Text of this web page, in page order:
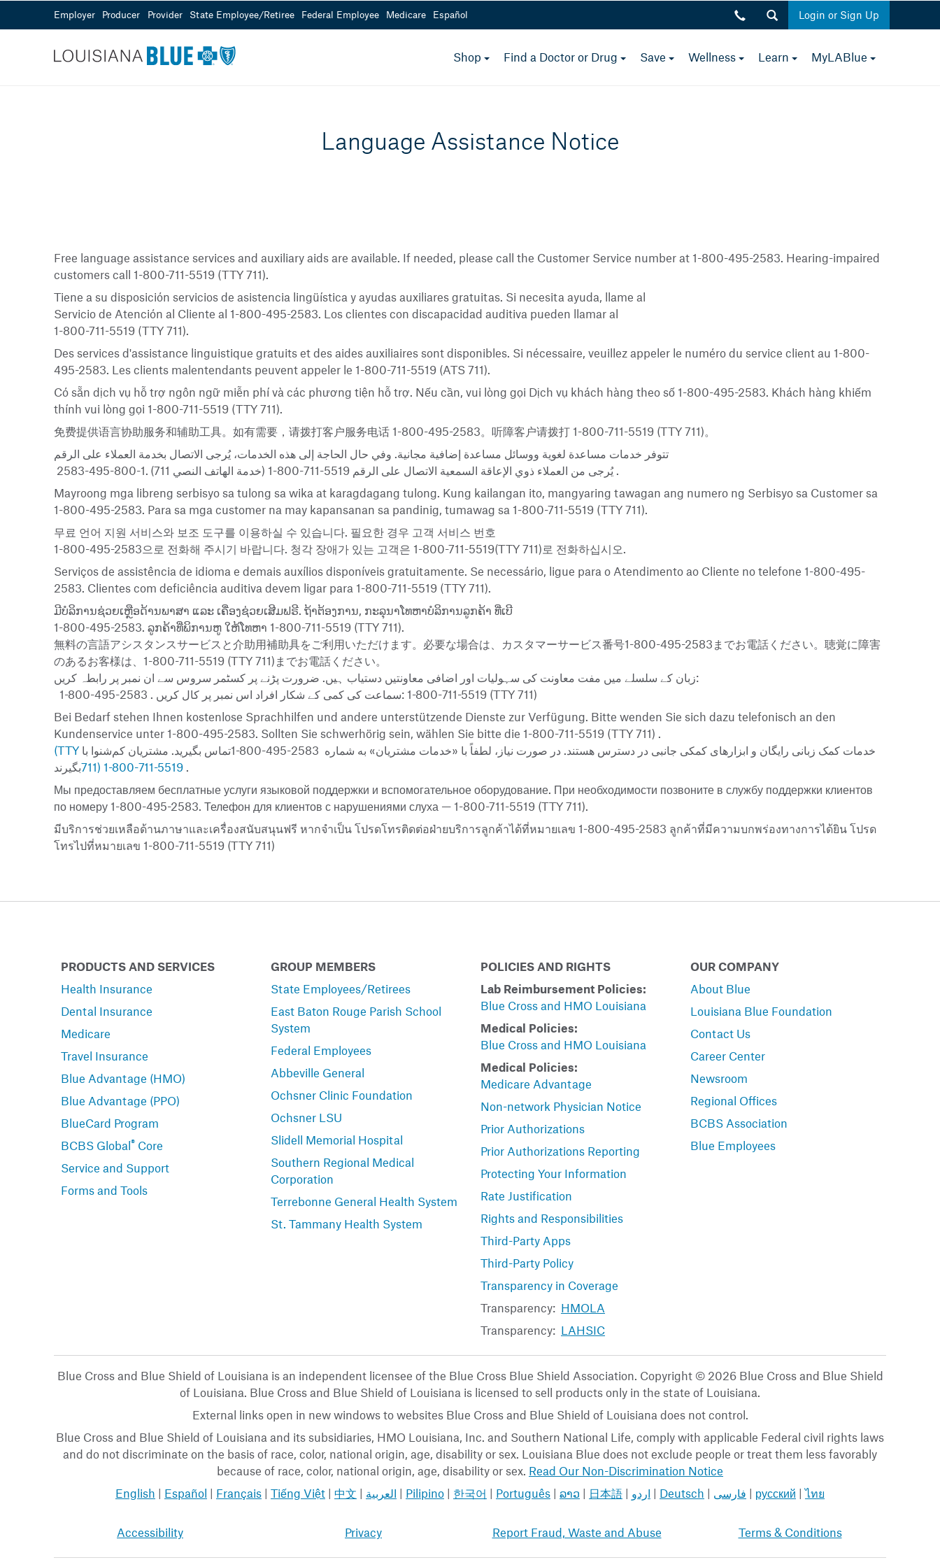
Employer Producer Provider State Employee/Retiree Federal Employee Medicare Español Login or Sign Up
Customer Service Sales
855-343-0361
Medicare Options
Close
Shop toggleFind a Doctor or Drug toggle
Save toggle
Wellness toggle
Learn toggle
menu
MyLABlue toggle
Language Assistance Notice
Free language assistance services and auxiliary aids are available. If needed, please call the Customer Service number at 1-800-495-2583. Hearing-impaired
customers call 1-800-711-5519 (TTY 711).
Tiene a su disposición servicios de asistencia lingüística y ayudas auxiliares gratuitas. Si necesita ayuda, llame al
Servicio de Atención al Cliente al 1-800-495-2583. Los clientes con discapacidad auditiva pueden llamar al
1-800-711-5519 (TTY 711).
Des services d'assistance linguistique gratuits et des aides auxiliaires sont disponibles. Si nécessaire, veuillez appeler le numéro du service client au 1-800-
495-2583. Les clients malentendants peuvent appeler le 1-800-711-5519 (ATS 711).
Có sẵn dịch vụ hỗ trợ ngôn ngữ miễn phí và các phương tiện hỗ trợ. Nếu cần, vui lòng gọi Dịch vụ khách hàng theo số 1-800-495-2583. Khách hàng khiếm
thính vui lòng gọi 1-800-711-5519 (TTY 711).
免费提供语言协助服务和辅助工具。如有需要，请拨打客户服务电话 1-800-495-2583。听障客户请拨打 1-800-711-5519 (TTY 711)。
تتوفر خدمات مساعدة لغوية ووسائل مساعدة إضافية مجانية. وفي حال الحاجة إلى هذه الخدمات، يُرجى الاتصال بخدمة العملاء على الرقم
2583-495-800-1. يُرجى من العملاء ذوي الإعاقة السمعية الاتصال على الرقم 5519-711-800-1 (خدمة الهاتف النصي 711) .
Mayroong mga libreng serbisyo sa tulong sa wika at karagdagang tulong. Kung kailangan ito, mangyaring tawagan ang numero ng Serbisyo sa Customer sa
1-800-495-2583. Para sa mga customer na may kapansanan sa pandinig, tumawag sa 1-800-711-5519 (TTY 711).
무료 언어 지원 서비스와 보조 도구를 이용하실 수 있습니다. 필요한 경우 고객 서비스 번호
1-800-495-2583으로 전화해 주시기 바랍니다. 청각 장애가 있는 고객은 1-800-711-5519(TTY 711)로 전화하십시오.
Serviços de assistência de idioma e demais auxílios disponíveis gratuitamente. Se necessário, ligue para o Atendimento ao Cliente no telefone 1-800-495-
2583. Clientes com deficiência auditiva devem ligar para 1-800-711-5519 (TTY 711).
ມີບໍລິການຊ່ວຍເຫຼືອດ້ານພາສາ ແລະ ເຄື່ອງຊ່ວຍເສີມຟຣີ. ຖ້າຕ້ອງການ, ກະລຸນາໂທຫາບໍລິການລູກຄ້າ ທີ່ເບີ
1-800-495-2583. ລູກຄ້າທີ່ພິການຫູ ໃຫ້ໂທຫາ 1-800-711-5519 (TTY 711).
無料の言語アシスタンスサービスと介助用補助具をご利用いただけます。必要な場合は、カスタマーサービス番号1-800-495-2583までお電話ください。聴覚に障害
のあるお客様は、1-800-711-5519 (TTY 711)までお電話ください。
زبان کے سلسلے میں مفت معاونت کی سہولیات اور اضافی معاونتيں دستیاب ہیں. ضرورت پڑنے پر کسٹمر سروس سے ان نمبر پر رابطہ کریں:
1-800-495-2583
. سماعت کی کمی کے شکار افراد اس نمبر پر کال کریں: 1-800-711-5519 (TTY 711)
Bei Bedarf stehen Ihnen kostenlose Sprachhilfen und andere unterstützende Dienste zur Verfügung. Bitte wenden Sie sich dazu telefonisch an den
Kundenservice unter 1-800-495-2583. Sollten Sie schwerhörig sein, wählen Sie bitte die 1-800-711-5519 (TTY 711) .
خدمات کمک زبانی رایگان و ابزارهای کمکی جانبی در دسترس هستند. در صورت نیاز، لطفاً با «خدمات مشتریان» به شماره 1-800-495-2583تماس بگیرید. مشتریان کم‌شنوا با (TTY
711) 1-800-711-5519بگیرند
.
Мы предоставляем бесплатные услуги языковой поддержки и вспомогательное оборудование. При необходимости позвоните в службу поддержки клиентов
по номеру 1-800-495-2583. Телефон для клиентов с нарушениями слуха — 1-800-711-5519 (TTY 711).
มีบริการช่วยเหลือด้านภาษาและเครื่องสนับสนุนฟรี หากจำเป็น โปรดโทรติดต่อฝ่ายบริการลูกค้าได้ที่หมายเลข 1-800-495-2583 ลูกค้าที่มีความบกพร่องทางการได้ยิน โปรด
โทรไปที่หมายเลข 1-800-711-5519 (TTY 711)
PRODUCTS AND SERVICES
Health Insurance
Dental Insurance
Medicare
Travel Insurance
Blue Advantage (HMO)
Blue Advantage (PPO)
BlueCard Program
BCBS Global® Core
Service and Support
Forms and Tools
GROUP MEMBERS
State Employees/Retirees
East Baton Rouge Parish School
System
Federal Employees
Abbeville General
Ochsner Clinic Foundation
Ochsner LSU
Slidell Memorial Hospital
Southern Regional Medical
Corporation
Terrebonne General Health System
St. Tammany Health System
POLICIES AND RIGHTS
Lab Reimbursement Policies:
Blue Cross and HMO Louisiana
Medical Policies:
Blue Cross and HMO Louisiana
Medical Policies:
Medicare Advantage
Non-network Physician Notice
Prior Authorizations
Prior Authorizations Reporting
Protecting Your Information
Rate Justification
Rights and Responsibilities
Third-Party Apps
Third-Party Policy
Transparency in Coverage
Transparency: HMOLA
Transparency: LAHSIC
OUR COMPANY
About Blue
Louisiana Blue Foundation
Contact Us
Career Center
Newsroom
Regional Offices
BCBS Association
Blue Employees
Blue Cross and Blue Shield of Louisiana is an independent licensee of the Blue Cross Blue Shield Association. Copyright © 2026 Blue Cross and Blue Shield
of Louisiana. Blue Cross and Blue Shield of Louisiana is licensed to sell products only in the state of Louisiana.
External links open in new windows to websites Blue Cross and Blue Shield of Louisiana does not control.
Blue Cross and Blue Shield of Louisiana and its subsidiaries, HMO Louisiana, Inc. and Southern National Life, comply with applicable Federal civil rights laws
and do not discriminate on the basis of race, color, national origin, age, disability or sex. Louisiana Blue does not exclude people or treat them less favorably
because of race, color, national origin, age, disability or sex. Read Our Non-Discrimination Notice
English | Español | Français | Tiếng Việt | 中文 | العربية | Pilipino | 한국어 | Português | ລາວ | 日本語 | اردو | Deutsch | فارسی | русский |ไทย
Accessibility Privacy Report Fraud, Waste and Abuse Terms & Conditions